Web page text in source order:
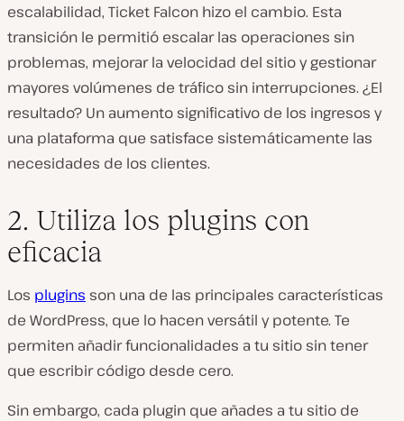
escalabilidad, Ticket Falcon hizo el cambio. Esta
transición le permitió escalar las operaciones sin
problemas, mejorar la velocidad del sitio y gestionar
mayores volúmenes de tráfico sin interrupciones. ¿El
resultado? Un aumento significativo de los ingresos y
una plataforma que satisface sistemáticamente las
necesidades de los clientes.
2. Utiliza los plugins con
eficacia
Los plugins son una de las principales características
de WordPress, que lo hacen versátil y potente. Te
permiten añadir funcionalidades a tu sitio sin tener
que escribir código desde cero.
Sin embargo, cada plugin que añades a tu sitio de